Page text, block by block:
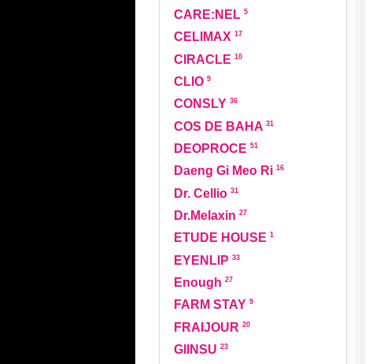
CARE:NEL 5
CELIMAX 17
CIRACLE 10
CLIO 9
CONSLY 36
COS DE BAHA 31
DEOPROCE 51
Daeng Gi Meo Ri 16
Dr. Cellio 31
Dr.Melaxin 27
ETUDE HOUSE 1
EYENLIP 33
Enough 27
FARM STAY 9
FRAIJOUR 20
GIINSU 23